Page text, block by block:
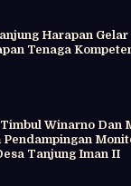
Harapan
Tenaga
Winarno Dan
Pendampingan
Tanjung Iman II